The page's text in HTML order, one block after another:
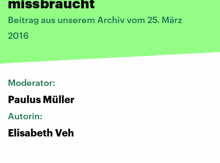
Beitrag aus unserem Archiv vom 25. März
2016
Moderator:
Paulus Müller
Autorin:
Elisabeth Veh